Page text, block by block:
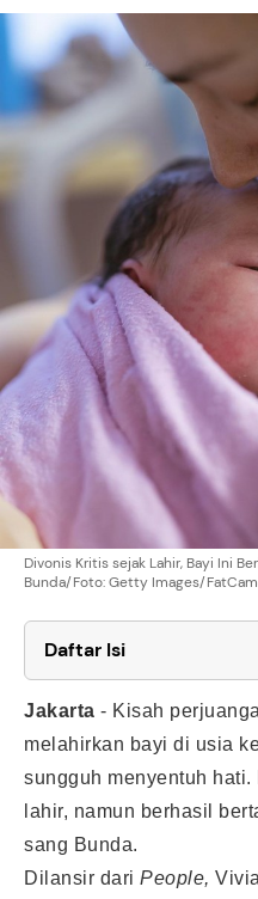
Divonis Kritis sejak Lahir, Bayi Ini
Bunda/Foto: Getty Images/
Daftar Isi
Jakarta - Kisah
melahirkan bayi di usia
sungguh menyentuh
lahir, namun berhasil
sang Bunda.
Dilansir dari People,